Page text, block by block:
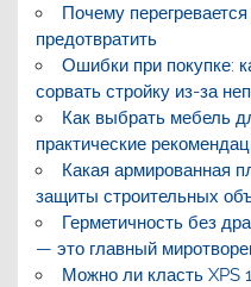
Почему
предотвратить
Ошибки при покупке:
сорвать стройку из-за
Как выбрать мебель
практические
Какая армированная
защиты строительных
Герметичность без
— это главный
Можно ли класть XPS